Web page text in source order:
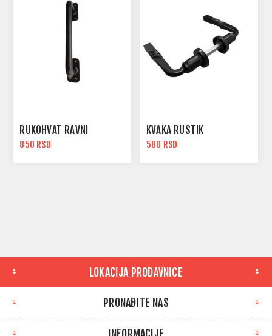
RUKOHVAT RAVNI
850 RSD
KVAKA RUSTIK
580 RSD
LOKACIJA PRODAVNICE
PRONAĐITE NAS
INFORMACIJE